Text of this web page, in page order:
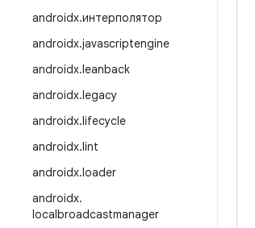
androidx.интерполятор
androidx.javascriptengine
androidx.leanback
androidx.legacy
androidx.lifecycle
androidx.lint
androidx.loader
androidx.
localbroadcastmanager